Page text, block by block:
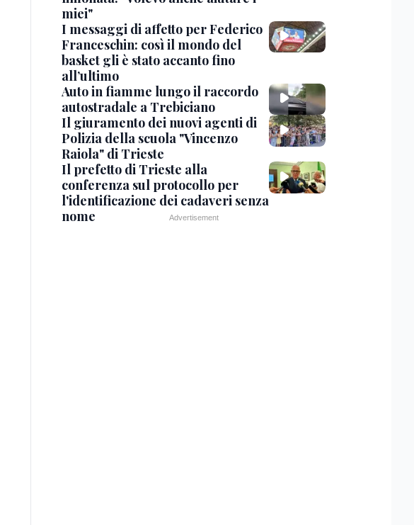
miei"
I messaggi di affetto per Federico
Franceschin: così il mondo del
basket gli è stato accanto fino
all’ultimo
Auto in fiamme lungo il raccordo
autostradale a Trebiciano
Il giuramento dei nuovi agenti di
Polizia della scuola "Vincenzo
Raiola" di Trieste
Il prefetto di Trieste alla
conferenza sul protocollo per
l'identificazione dei cadaveri senza
nome